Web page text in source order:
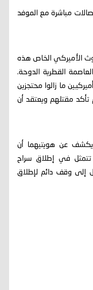
مباشرة مع الموفد
الأميركي الخاص هذه
القطرية الدوحة.
ما زالوا محتجزين
مقتلهم ويعتقد أن
عن هويتيهما أن
تتمثل في إطلاق سراح
إلى وقف دائم لإطلاق